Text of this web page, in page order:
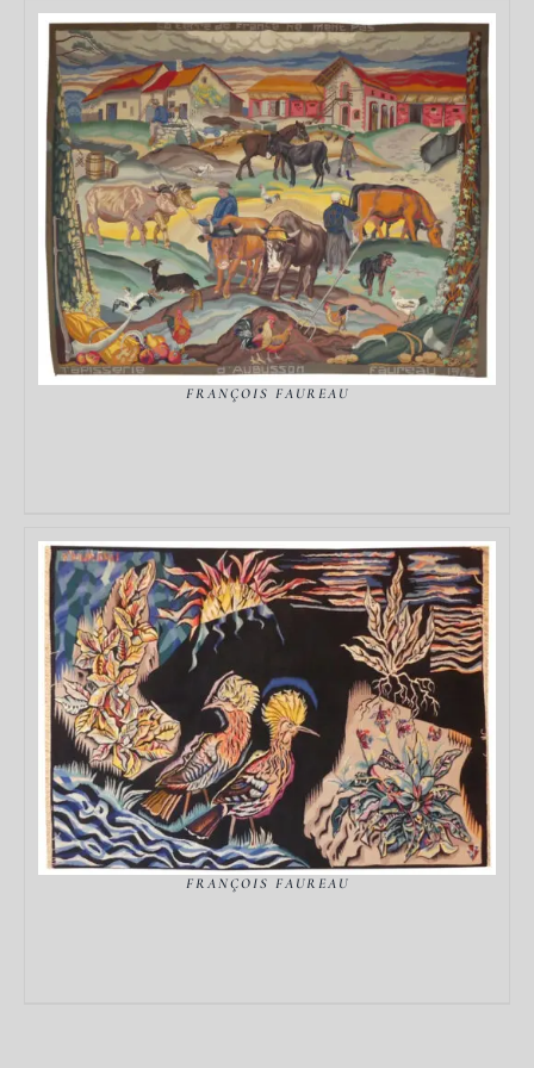
FRANÇOIS FAUREAU
FRANÇOIS FAUREAU